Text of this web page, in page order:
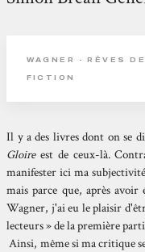
WAGNER - RÊVES
FICTION
Il y a des livres dont on se
Gloireest de ceux-là.
manifester ici ma
mais parce que, après
Wagner, j'ai eu le plaisir
lecteurs » de la première
Ainsi, même si ma critique